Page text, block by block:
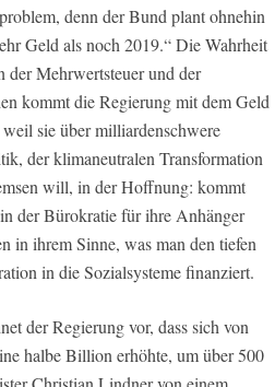
denn der Bund plant ohnehin
Geld als noch 2019.“ Die Wahrheit
der Mehrwertsteuer und der
kommt die Regierung mit dem Geld
sie über milliardenschwere
der klimaneutralen Transformation
will, in der Hoffnung: kommt
der Bürokratie für ihre Anhänger
in ihrem Sinne, was man den tiefen
in die Sozialsysteme finanziert.
der Regierung vor, dass sich von
halbe Billion erhöhte, um über 500